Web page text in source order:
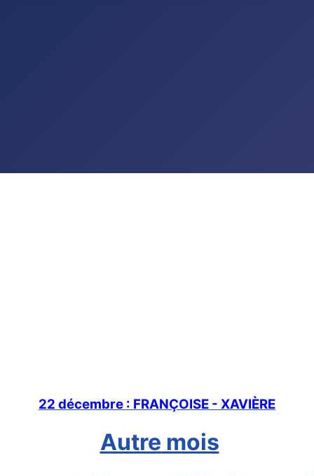
22 décembre : FRANÇOISE - XAVIÈRE
Autre mois